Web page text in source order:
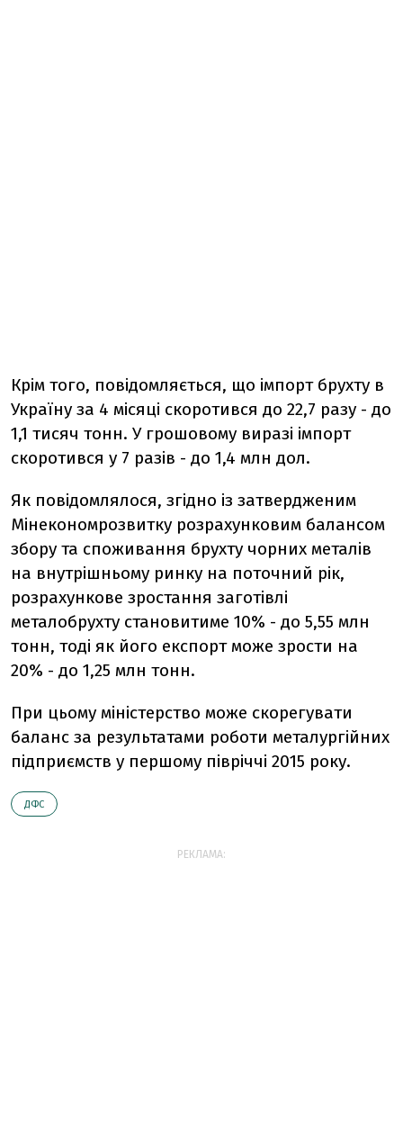
Крім того, повідомляється, що імпорт брухту в
Україну за 4 місяці скоротився до 22,7 разу - до
1,1 тисяч тонн. У грошовому виразі імпорт
скоротився у 7 разів - до 1,4 млн дол.
Як повідомлялося, згідно із затвердженим
Мінекономрозвитку розрахунковим балансом
збору та споживання брухту чорних металів
на внутрішньому ринку на поточний рік,
розрахункове зростання заготівлі
металобрухту становитиме 10% - до 5,55 млн
тонн, тоді як його експорт може зрости на
20% - до 1,25 млн тонн.
При цьому міністерство може скорегувати
баланс за результатами роботи металургійних
підприємств у першому півріччі 2015 року.
ДФС
РЕКЛАМА: